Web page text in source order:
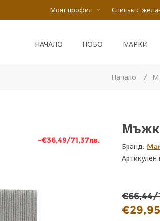
Моят профил Списък с
НАЧАЛО НОВО МАРКИ
Начало /
-€36,49/71,37лв.
Бранд:
Артикулен
€66,44/